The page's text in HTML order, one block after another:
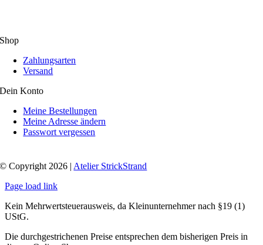
Shop
Zahlungsarten
Versand
Dein Konto
Meine Bestellungen
Meine Adresse ändern
Passwort vergessen
© Copyright 2026 | Atelier StrickStrand
Page load link
Kein Mehrwertsteuerausweis, da Kleinunternehmer nach §19 (1)
UStG.
Die durchgestrichenen Preise entsprechen dem bisherigen Preis in